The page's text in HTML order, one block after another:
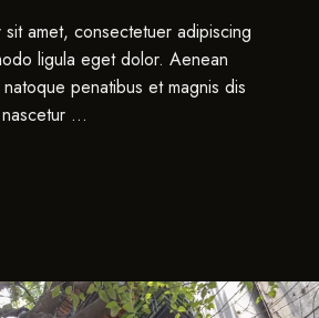
amet, consectetuer adipiscing
ligula eget dolor. Aenean
penatibus et magnis dis
…